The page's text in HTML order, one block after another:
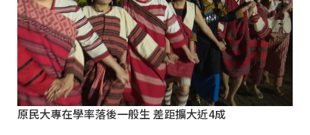
原民大專在學率落後一般生 差距擴大近4成